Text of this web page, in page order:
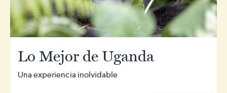
Lo Mejor de Uganda
Una experiencia inolvidable